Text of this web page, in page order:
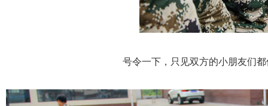
号令一下，只见双方的小朋友们